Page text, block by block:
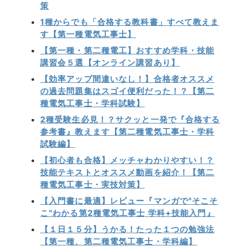
策
1種からでも「合格する教科書」すべて教えま
す【第一種電気工事士】
【第一種・第二種電工】おすすめ学科・技能
講習会５選【オンライン講習あり】
【効率アップ間違いなし！】合格者オススメ
の過去問題集はスゴイ便利だった！？【第二
種電気工事士・学科試験】
2種受験生必見！？サクッと一発で『合格する
参考書』教えます【第二種電気工事士・学科
試験編】
【初心者も合格】メッチャわかりやすい！？
技能テキストとオススメ動画を紹介！【第二
種電気工事士・実技対策】
【入門書に最適】レビュー『マンガで"そこそ
こ"わかる第2種電気工事士 学科+技能入門』
【１日１５分】うかる！たった１つの勉強法
【第一種、第二種電気工事士・学科編】